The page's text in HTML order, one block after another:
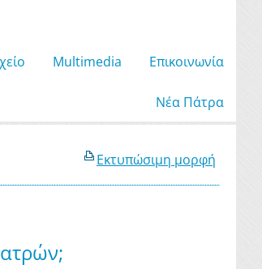
Μultimedia Επικοινωνία
Νέα Πάτρα
Εκτυπώσιμη μορφή